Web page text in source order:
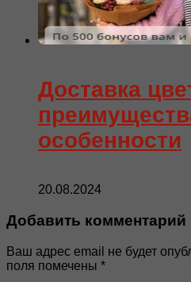
Доставка
особенности
20.08.2024
Добавить комментарий
Ваш адрес email не будет
поля помечены *